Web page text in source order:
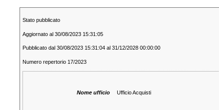
Stato pubblicato
Aggiornato al 30/08/2023 15:31:05
Pubblicato dal 30/08/2023 15:31:04 al 31/12/2028 00:00:00
Numero repertorio 17/2023
Nome ufficio Ufficio Acquisti